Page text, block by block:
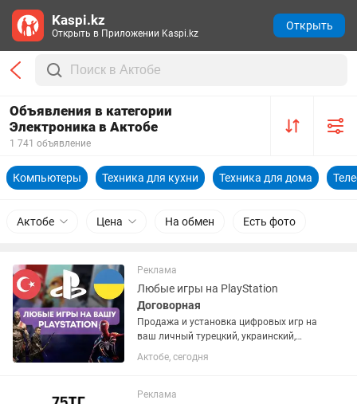
Объявления в категории
Электроника в Актобе
1 741 объявление
Компьютеры Техника для кухни Техника для дома
Актобе Цена На обмен Есть фото
Реклама
Любые игры на PlayStation
Договорная
Продажа и установка цифровых игр на
ваш личный турецкий, украинский,
американский или польский PSN
аккаунт. Если аккаунта нет – помогу
запросу. Работают на PS4 и...
Актобе, сегодня
Реклама
Kaspi.kz
Открыть в Приложении Kaspi.kz
Открыть